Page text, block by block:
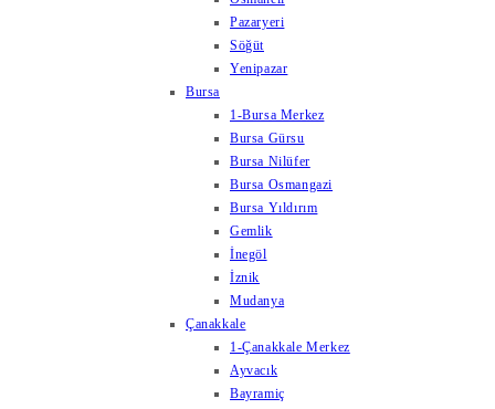
Pazaryeri
Söğüt
Yenipazar
Bursa
1-Bursa Merkez
Bursa Gürsu
Bursa Nilüfer
Bursa Osmangazi
Bursa Yıldırım
Gemlik
İnegöl
İznik
Mudanya
Çanakkale
1-Çanakkale Merkez
Ayvacık
Bayramiç